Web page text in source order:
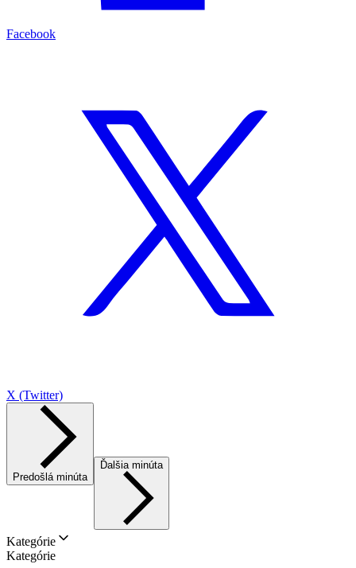
Facebook
X (Twitter)
Predošlá minúta
Ďalšia minúta
Kategórie
Kategórie